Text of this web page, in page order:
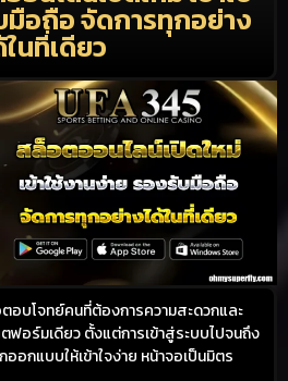
มือถือ จัดการทุกอย่าง
ในที่เดียว
บโจทย์คนที่ต้องการความสะดวกและ
ฟอร์มเดียว ตั้งแต่การเข้าสู่ระบบไปจนถึง
อกแบบให้เข้าใจง่าย หน้าจอเป็นมิตร